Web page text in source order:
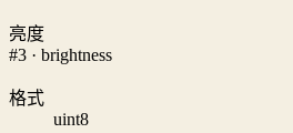
亮度
#3 · brightness
格式
uint8